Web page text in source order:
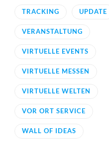
TRACKING UPDATE
VERANSTALTUNG
VIRTUELLE EVENTS
VIRTUELLE MESSEN
VIRTUELLE WELTEN
VOR ORT SERVICE
WALL OF IDEAS